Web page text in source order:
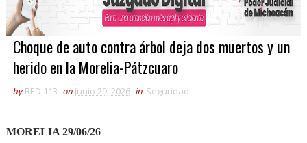
Choque de auto contra árbol deja dos muertos y un
herido en la Morelia-Pátzcuaro
by RED 113 on junio 29, 2026 in Seguridad
MORELIA 29/06/26